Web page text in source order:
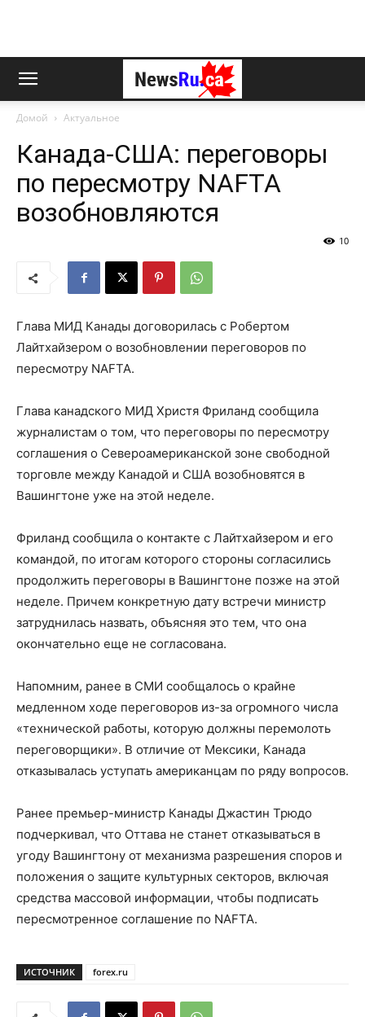
Домой Актуальное
Канада-США: переговоры
по пересмотру NAFTA
возобновляются
10
Глава МИД Канады договорилась с Робертом
Лайтхайзером о возобновлении переговоров по
пересмотру NAFTA.
Глава канадского МИД Христя Фриланд сообщила
журналистам о том, что переговоры по пересмотру
соглашения о Североамериканской зоне свободной
торговле между Канадой и США возобновятся в
Вашингтоне уже на этой неделе.
Фриланд сообщила о контакте с Лайтхайзером и его
командой, по итогам которого стороны согласились
продолжить переговоры в Вашингтоне позже на этой
неделе. Причем конкретную дату встречи министр
затруднилась назвать, объясняя это тем, что она
окончательно еще не согласована.
Напомним, ранее в СМИ сообщалось о крайне
медленном ходе переговоров из-за огромного числа
«технической работы, которую должны перемолоть
переговорщики». В отличие от Мексики, Канада
отказывалась уступать американцам по ряду вопросов.
Ранее премьер-министр Канады Джастин Трюдо
подчеркивал, что Оттава не станет отказываться в
угоду Вашингтону от механизма разрешения споров и
положения о защите культурных секторов, включая
средства массовой информации, чтобы подписать
пересмотренное соглашение по NAFTA.
ИСТОЧНИК forex.ru